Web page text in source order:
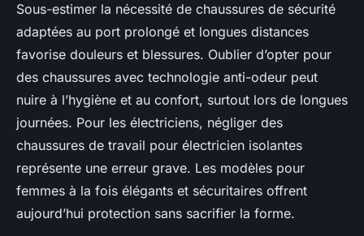
Sous-estimer la nécessité de chaussures de sécurité
adaptées au port prolongé et longues distances
favorise douleurs et blessures. Oublier d’opter pour
des chaussures avec technologie anti-odeur peut
nuire à l’hygiène et au confort, surtout lors de longues
journées. Pour les électriciens, négliger des
chaussures de travail pour électricien isolantes
représente une erreur grave. Les modèles pour
femmes à la fois élégants et sécuritaires offrent
aujourd’hui protection sans sacrifier la forme.